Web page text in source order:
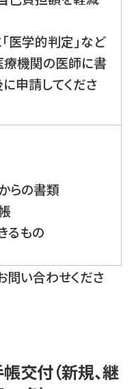
医学的判定」など
機関の医師に書
申請してくださ
らの書類
るもの
問い合わせくださ
交付（新規、継